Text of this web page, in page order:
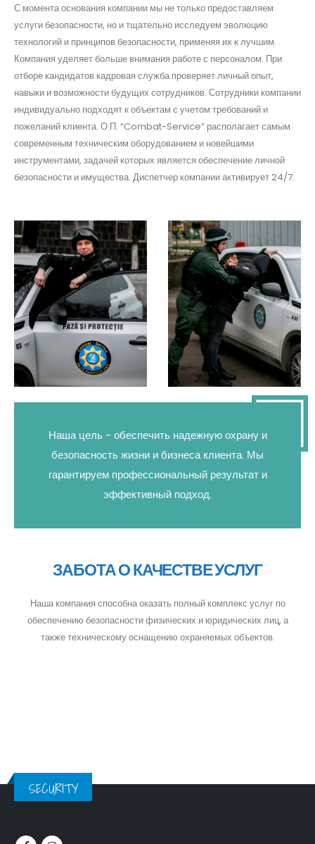
С момента основания компании мы не только предоставляем
услуги безопасности, но и тщательно исследуем эволюцию
технологий и принципов безопасности, применяя их к лучшим.
Компания уделяет больше внимания работе с персоналом. При
отборе кандидатов кадровая служба проверяет личный опыт,
навыки и возможности будущих сотрудников. Сотрудники компании
индивидуально подходят к объектам с учетом требований и
пожеланий клиента. О.П. “Combat-Service” располагает самым
современным техническим оборудованием и новейшими
инструментами, задачей которых является обеспечение личной
безопасности и имущества. Диспетчер компании активирует 24/7.
Наша цель - обеспечить надежную охрану и
безопасность жизни и бизнеса клиента. Мы
гарантируем профессиональный результат и
эффективный подход.
ЗАБОТА О КАЧЕСТВЕ УСЛУГ
Наша компания способна оказать полный комплекс услуг по
обеспечению безопасности физических и юридических лиц, а
также техническому оснащению охраняемых объектов.
SECURITY